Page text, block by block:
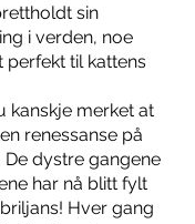
sin
i verden, noe
perfekt til kattens
kanskje merket at
renessanse på
dystre gangene
har nå blitt fylt
Hver gang